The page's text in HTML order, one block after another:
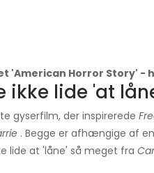
'American Horror Story' -
ikke lide 'at
gyserfilm, der inspirerede
. Begge er afhængige af
lide at 'låne' så meget fra